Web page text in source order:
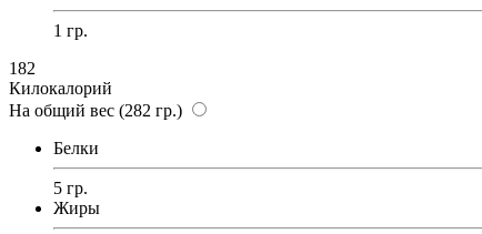
1 гр.
182
Килокалорий
На общий вес (282 гр.)
Белки
5 гр.
Жиры